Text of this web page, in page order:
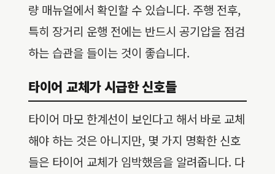
량 매뉴얼에서 확인할 수 있습니다. 주행 전후,
특히 장거리 운행 전에는 반드시 공기압을 점검
하는 습관을 들이는 것이 좋습니다.
타이어 교체가 시급한 신호들
타이어 마모 한계선이 보인다고 해서 바로 교체
해야 하는 것은 아니지만, 몇 가지 명확한 신호
들은 타이어 교체가 임박했음을 알려줍니다. 다